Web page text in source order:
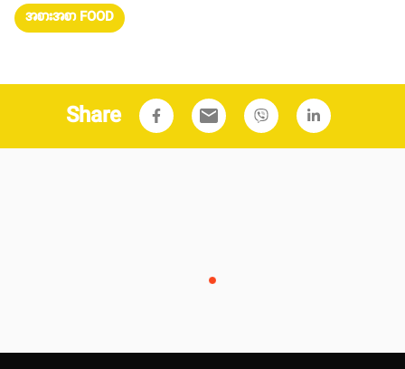
အစားအစာ FOOD
Share email